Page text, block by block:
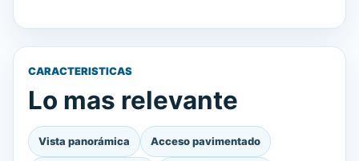
CARACTERISTICAS
Lo mas relevante
Vista panorámica Acceso pavimentado